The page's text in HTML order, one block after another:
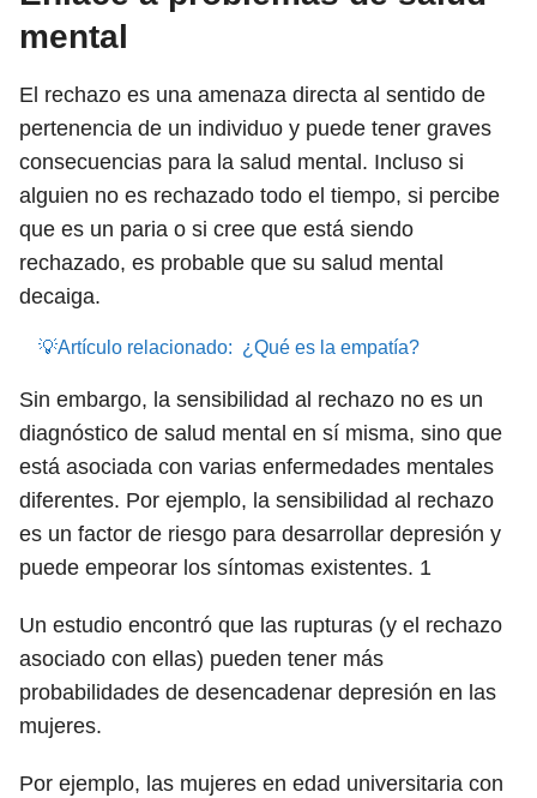
mental
El rechazo es una amenaza directa al sentido de
pertenencia de un individuo y puede tener graves
consecuencias para la salud mental. Incluso si
alguien no es rechazado todo el tiempo, si percibe
que es un paria o si cree que está siendo
rechazado, es probable que su salud mental
decaiga.
💡Artículo relacionado: ¿Qué es la empatía?
Sin embargo, la sensibilidad al rechazo no es un
diagnóstico de salud mental en sí misma, sino que
está asociada con varias enfermedades mentales
diferentes. Por ejemplo, la sensibilidad al rechazo
es un factor de riesgo para desarrollar depresión y
puede empeorar los síntomas existentes. 1
Un estudio encontró que las rupturas (y el rechazo
asociado con ellas) pueden tener más
probabilidades de desencadenar depresión en las
mujeres.
Por ejemplo, las mujeres en edad universitaria con